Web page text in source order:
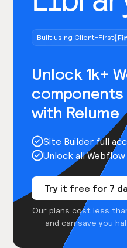
Built using Client-First
Unlock 1k+
with Relume
Site Builder full
Unlock all
Try it free for 7
Our plans cost less
and can save you